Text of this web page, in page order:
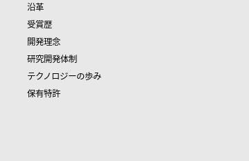
沿革
受賞歴
開発理念
研究開発体制
テクノロジーの歩み
保有特許